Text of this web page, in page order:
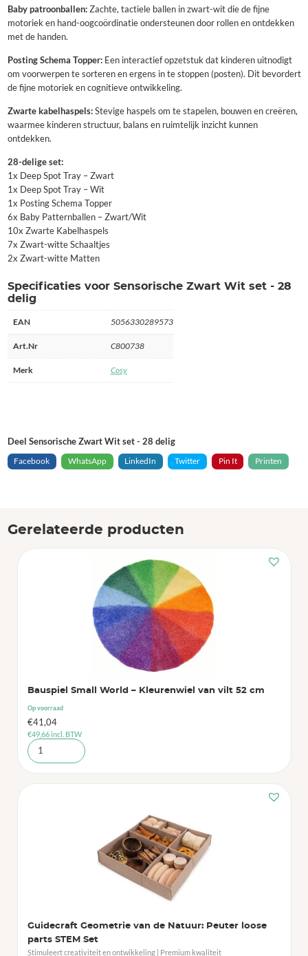
Baby patroonballen:Zachte, tactiele ballen in zwart-wit die de fijne
motoriek en hand-oogcoördinatie ondersteunen door rollen en ontdekken
met de handen.
Posting Schema Topper:Een interactief opzetstuk dat kinderen uitnodigt
om voorwerpen te sorteren en ergens in te stoppen (posten). Dit bevordert
de fijne motoriek en cognitieve ontwikkeling.
Zwarte kabelhaspels:Stevige haspels om te stapelen, bouwen en creëren,
waarmee kinderen structuur, balans en ruimtelijk inzicht kunnen
ontdekken.
28-delige set:
1x Deep Spot Tray – Zwart
1x Deep Spot Tray – Wit
1x Posting Schema Topper
6x Baby Patternballen – Zwart/Wit
10x Zwarte Kabelhaspels
7x Zwart-witte Schaaltjes
2x Zwart-witte Matten
Specificaties voor Sensorische Zwart Wit set - 28
delig
EAN 5056330289573
Art.Nr C800738
Merk Cosy
Deel Sensorische Zwart Wit set - 28 delig
Facebook
WhatsApp LinkedIn Twitter Pin It Printen
Gerelateerde producten
Bauspiel Small World – Kleurenwiel van vilt 52 cm
Op voorraad
€41,04
€49,66incl. BTW
Guidecraft Geometrie van de Natuur: Peuter loose
parts STEM Set
Stimuleert creativiteit en ontwikkeling | Premium kwaliteit